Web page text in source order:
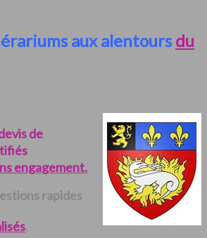
aux alentours du
de
engagement.
rapides
.